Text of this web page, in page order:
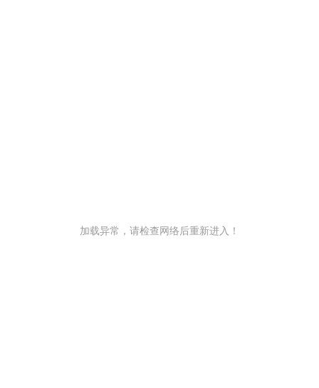
加载异常，请检查网络后重新进入！